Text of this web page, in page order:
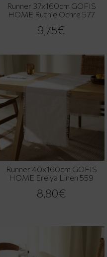
Runner 37x160cm GOFIS
HOME Ruthie Ochre 577
9,75€
Runner 40x160cm GOFIS
HOME Erelya Linen 559
8,80€